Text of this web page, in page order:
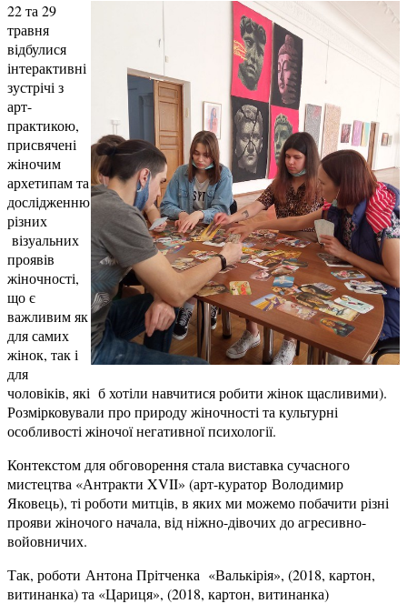
22 та 29
травня
відбулися
інтерактивні
зустрічі з
арт-
практикою,
присвячені
жіночим
архетипам та
дослідженню
різних
візуальних
проявів
жіночності,
що є
важливим як
для самих
жінок, так і
для
чоловіків, які б хотіли навчитися робити жінок щасливими).
Розмірковували про природу жіночності та культурні
особливості жіночої негативної психології.
Контекстом для обговорення стала виставка сучасного
мистецтва «Антракти XVII» (арт-куратор Володимир
Яковець), ті роботи митців, в яких ми можемо побачити різні
прояви жіночого начала, від ніжно-дівочих до агресивно-
войовничих.
Так, роботи Антона Прітченка «Валькірія», (2018, картон,
витинанка) та «Цариця», (2018, картон, витинанка)